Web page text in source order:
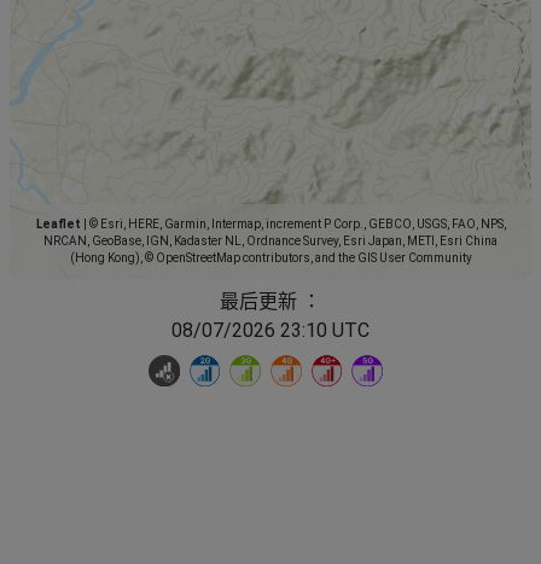
Leaflet
© Esri, HERE, Garmin, Intermap, increment P Corp., GEBCO, USGS, FAO, NPS,
NRCAN, GeoBase, IGN, Kadaster NL, Ordnance Survey, Esri Japan, METI, Esri China
(Hong Kong), © OpenStreetMap contributors, and the GIS User Community
最后更新 ：
08/07/2026 23:10 UTC